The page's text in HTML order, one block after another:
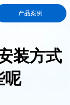
产品案例
装方式
呢